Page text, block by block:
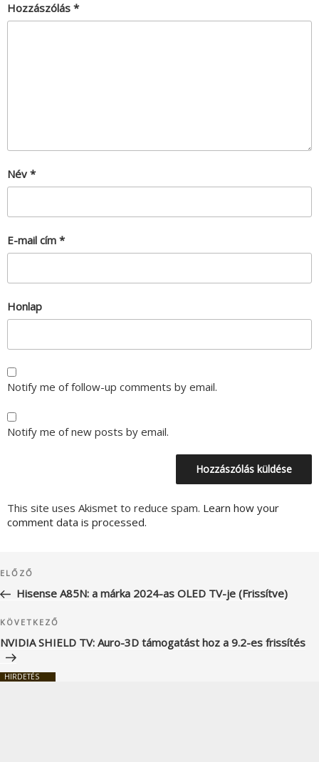
Hozzászólás *
Név *
E-mail cím *
Honlap
Notify me of follow-up comments by email.
Notify me of new posts by email.
This site uses Akismet to reduce spam. Learn how your
comment data is processed.
navigáció
Korábbi
bejegyzés
ELŐZŐ
Hisense A85N: a márka 2024-as OLED TV-je (Frissítve)
Következő
bejegyzés
KÖVETKEZŐ
NVIDIA SHIELD TV: Auro-3D támogatást hoz a 9.2-es frissítés
HIRDETÉS